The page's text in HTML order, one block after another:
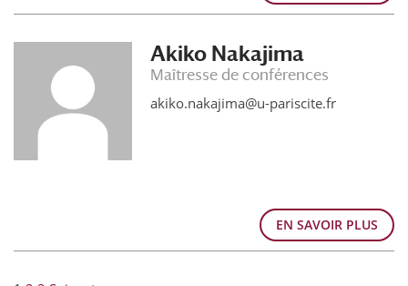
Akiko Nakajima
Maîtresse de conférences
akiko.nakajima@u-pariscite.fr
EN SAVOIR PLUS